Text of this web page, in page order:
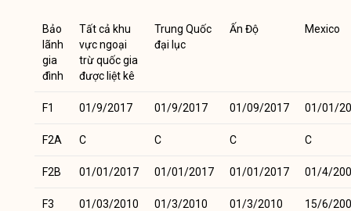
Bảo
lãnh
gia
đình
Tất cả khu
vực ngoại
trừ quốc gia
được liệt kê
Trung Quốc
đại lục
Ấn Độ Mexico
F1 01/9/2017 01/9/2017 01/09/2017 01/01/
F2A C C C C
F2B 01/01/2017 01/01/2017 01/01/2017 01/4/
F3 01/03/2010 01/3/2010 01/3/2010 15/6/